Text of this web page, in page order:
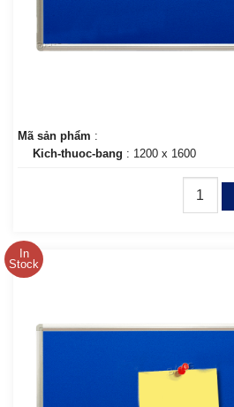
Mã sản phẩm :
Kich-thuoc-bang : 1200 x 1600
In
Stock